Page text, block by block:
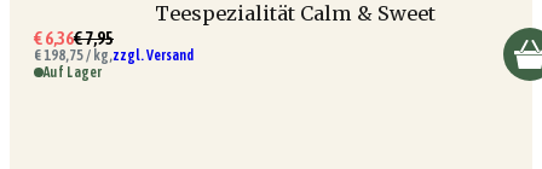
Teespezialität Calm & Sweet
€ 6,36€ 7,95
€ 198,75 / kg,zzgl. Versand
Auf Lager